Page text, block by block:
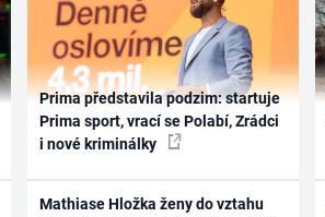
Prima představila podzim: startuje
Prima sport, vrací se Polabí, Zrádci
i nové kriminálky
Mathiase Hložka ženy do vztahu